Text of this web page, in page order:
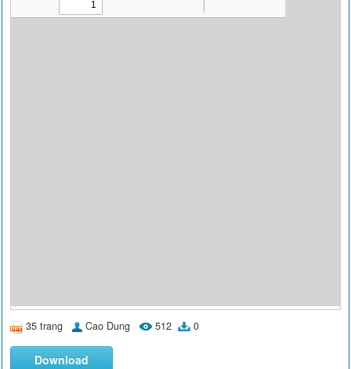
35 trang Cao Dung 512 0
Download